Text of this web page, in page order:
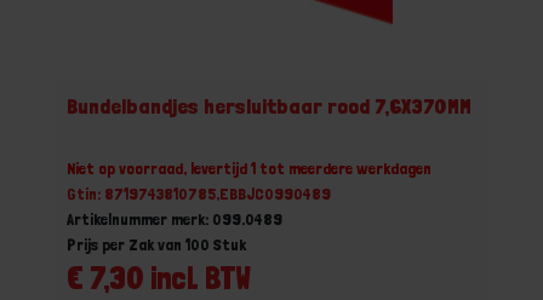
Bundelbandjes hersluitbaar rood 7,6X370MM
Niet op voorraad, levertijd 1 tot meerdere werkdagen
Gtin: 8719743810785,EBBJC0990489
Artikelnummer merk: 099.0489
€ 7,30 incl. BTW
Prijs per Zak van 100 Stuk